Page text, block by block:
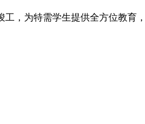
，为特需学生提供全方位教育